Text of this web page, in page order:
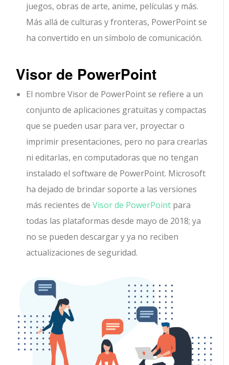
juegos, obras de arte, anime, películas y más.
Más allá de culturas y fronteras, PowerPoint se
ha convertido en un símbolo de comunicación.
Visor de PowerPoint
El nombre Visor de PowerPoint se refiere a un
conjunto de aplicaciones gratuitas y compactas
que se pueden usar para ver, proyectar o
imprimir presentaciones, pero no para crearlas
ni editarlas, en computadoras que no tengan
instalado el software de PowerPoint. Microsoft
ha dejado de brindar soporte a las versiones
más recientes de Visor de PowerPoint para
todas las plataformas desde mayo de 2018; ya
no se pueden descargar y ya no reciben
actualizaciones de seguridad.